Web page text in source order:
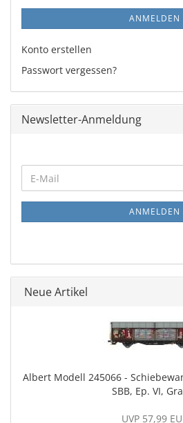
ANMELDEN
Konto erstellen
Passwort vergessen?
Newsletter-Anmeldung
ZUR
NEWSLETTER-
E-
Mail
ANMELDEN
Neue Artikel
Albert Modell 245066 -
SBB, Ep. VI,
UVP 57,99